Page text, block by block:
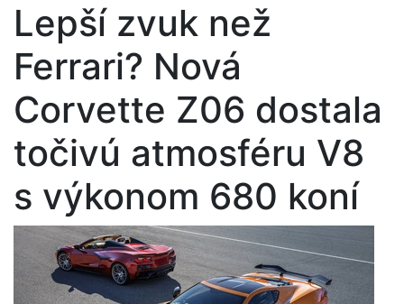
Lepší zvuk než
Ferrari? Nová
Corvette Z06 dostala
točivú atmosféru V8
s výkonom 680 koní